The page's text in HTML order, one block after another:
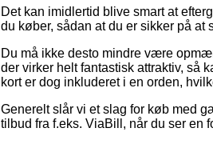
Det kan imidlertid blive smart at
du køber, sådan at du er sikker på at
Du må ikke desto mindre være
der virker helt fantastisk attraktiv, så
kort er dog inkluderet i en orden,
Generelt slår vi et slag for køb med
tilbud fra f.eks. ViaBill, når du ser en